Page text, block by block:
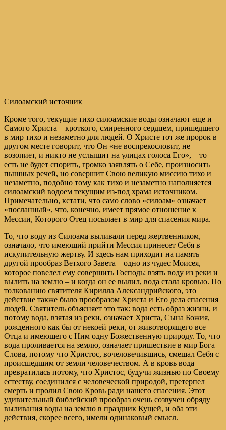
Силоамский источник
Кроме того, текущие тихо силоамские воды означают еще и
Самого Христа – кроткого, смиренного сердцем, пришедшего
в мир тихо и незаметно для людей. О Христе тот же пророк в
другом месте говорит, что Он «не воспрекословит, не
возопиет, и никто не услышит на улицах голоса Его», – то
есть не будет спорить, громко заявлять о Себе, произносить
пышных речей, но совершит Свою великую миссию тихо и
незаметно, подобно тому как тихо и незаметно наполняется
силоамский водоем текущим из-под храма источником.
Примечательно, кстати, что само слово «силоам» означает
«посланный», что, конечно, имеет прямое отношение к
Мессии, Которого Отец посылает в мир для спасения мира.
То, что воду из Силоама выливали перед жертвенником,
означало, что имеющий прийти Мессия принесет Себя в
искупительную жертву. И здесь нам приходит на память
другой прообраз Ветхого Завета – одно из чудес Моисея,
которое повелел ему совершить Господь: взять воду из реки и
вылить на землю – и когда он ее вылил, вода стала кровью. По
толкованию святителя Кирилла Александрийского, это
действие также было прообразом Христа и Его дела спасения
людей. Святитель объясняет это так: вода есть образ жизни, и
потому вода, взятая из реки, означает Христа, Сына Божия,
рожденного как бы от некоей реки, от животворящего все
Отца и имеющего с Ним одну Божественную природу. То, что
вода проливается на землю, означает пришествие в мир Бога
Слова, потому что Христос, вочеловечившись, смешал Себя с
происшедшим от земли человечеством. А в кровь вода
превратилась потому, что Христос, будучи жизнью по Своему
естеству, соединился с человеческой природой, претерпел
смерть и пролил Свою Кровь ради нашего спасения. Этот
удивительный библейский прообраз очень созвучен обряду
выливания воды на землю в праздник Кущей, и оба эти
действия, скорее всего, имели одинаковый смысл.